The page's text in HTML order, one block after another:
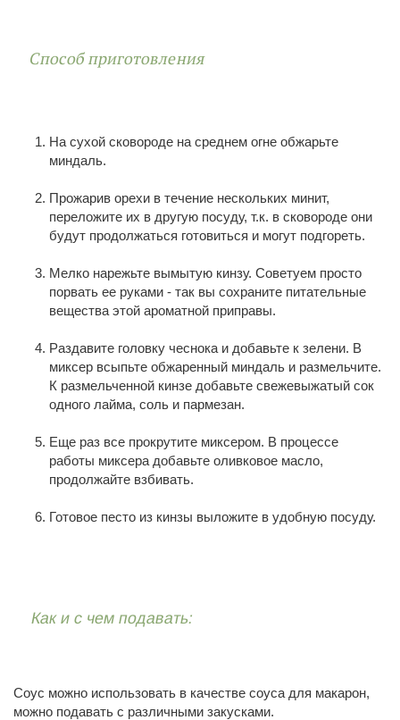
Способ приготовления
На сухой сковороде на среднем огне обжарьте
миндаль.
Прожарив орехи в течение нескольких минит,
переложите их в другую посуду, т.к. в сковороде они
будут продолжаться готовиться и могут подгореть.
Мелко нарежьте вымытую кинзу. Советуем просто
порвать ее руками - так вы сохраните питательные
вещества этой ароматной приправы.
Раздавите головку чеснока и добавьте к зелени. В
миксер всыпьте обжаренный миндаль и размельчите.
К размельченной кинзе добавьте свежевыжатый сок
одного лайма, соль и пармезан.
Еще раз все прокрутите миксером. В процессе
работы миксера добавьте оливковое масло,
продолжайте взбивать.
Готовое песто из кинзы выложите в удобную посуду.
Как и с чем подавать:
Соус можно использовать в качестве соуса для макарон,
можно подавать с различными закусками.